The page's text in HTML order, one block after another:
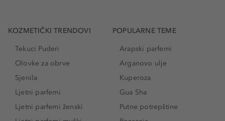
KOZMETIČKI TRENDOVI
Tekuci Puderi
Olovke za obrve
Sjenila
Ljetni parfemi
Ljetni parfemi ženski
POPULARNE TEME
Arapski parfemi
Arganovo ulje
Kuperoza
Gua Sha
Putne potrepštine